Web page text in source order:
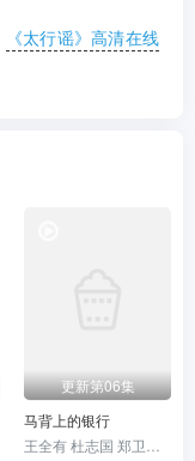
《太行谣》高清在线
更新第06集
马背上的银行
王全有 杜志国 郑卫莉 周舟 姬晓飞 王芳政 郭烁杰 阎妮